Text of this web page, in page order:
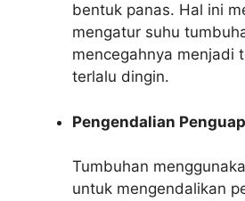
bentuk panas. Hal ini
mengatur suhu
mencegahnya menjadi
terlalu dingin.
Pengendalian
Tumbuhan
untuk mengendalikan